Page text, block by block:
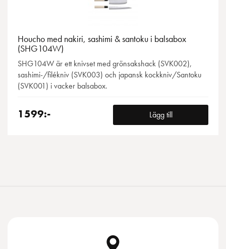
Houcho med nakiri, sashimi & santoku i balsabox
(SHG104W)
SHG104W är ett knivset med grönsakshack (SVK002),
sashimi-/filékniv (SVK003) och japansk kockkniv/Santoku
(SVK001) i vacker balsabox.
1599:- Lägg till